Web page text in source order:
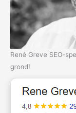
René Greve SEO-
grond!